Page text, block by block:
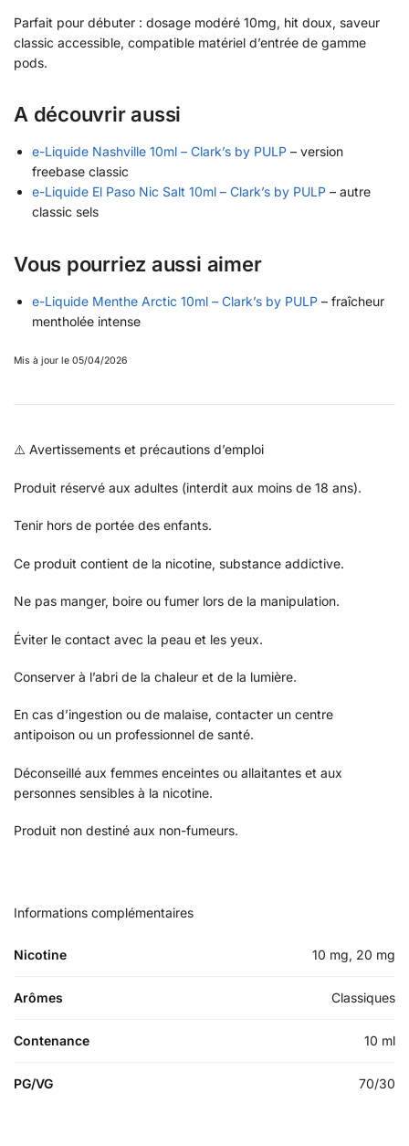
Parfait pour débuter : dosage modéré 10mg, hit doux, saveur
classic accessible, compatible matériel d’entrée de gamme
pods.
A découvrir aussi
e-Liquide Nashville 10ml – Clark’s by PULP – version
freebase classic
e-Liquide El Paso Nic Salt 10ml – Clark’s by PULP – autre
classic sels
Vous pourriez aussi aimer
e-Liquide Menthe Arctic 10ml – Clark’s by PULP – fraîcheur
mentholée intense
Mis à jour le 05/04/2026
⚠️ Avertissements et précautions d’emploi
Produit réservé aux adultes (interdit aux moins de 18 ans).
Tenir hors de portée des enfants.
Ce produit contient de la nicotine, substance addictive.
Ne pas manger, boire ou fumer lors de la manipulation.
Éviter le contact avec la peau et les yeux.
Conserver à l’abri de la chaleur et de la lumière.
En cas d’ingestion ou de malaise, contacter un centre
antipoison ou un professionnel de santé.
Déconseillé aux femmes enceintes ou allaitantes et aux
personnes sensibles à la nicotine.
Produit non destiné aux non-fumeurs.
Informations complémentaires
Nicotine 10 mg, 20 mg
Arômes Classiques
Contenance 10 ml
PG/VG 70/30